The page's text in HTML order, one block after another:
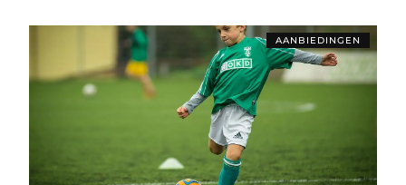
AANBIEDINGEN